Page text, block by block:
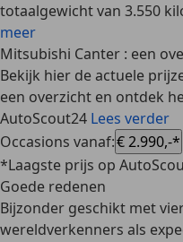
totaalgewicht van 3.550
meer
Mitsubishi Canter : een
Bekijk hier de actuele
een overzicht en ontdek
AutoScout24 Lees verder
Occasions vanaf:€ 2.990,-*
*Laagste prijs op
Goede redenen
Bijzonder geschikt met
wereldverkenners als